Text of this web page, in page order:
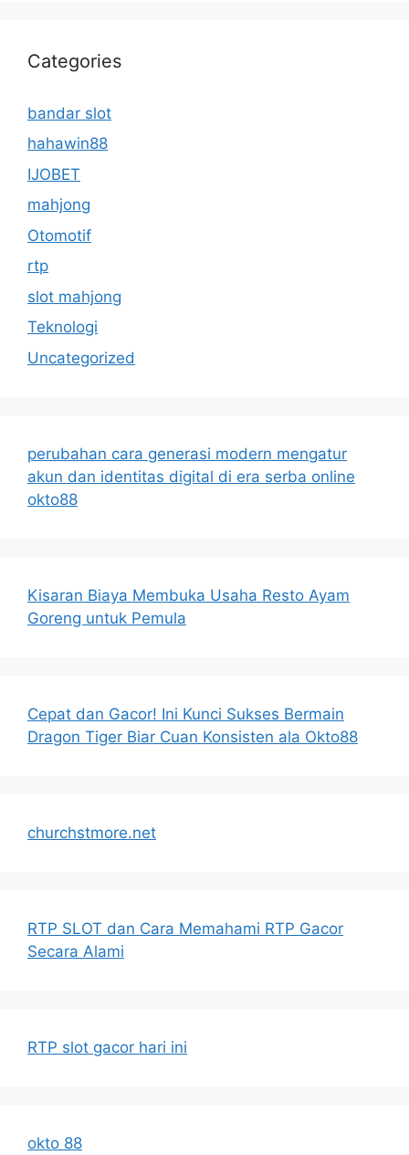
Categories
bandar slot
hahawin88
IJOBET
mahjong
Otomotif
rtp
slot mahjong
Teknologi
Uncategorized
perubahan cara generasi modern mengatur
akun dan identitas digital di era serba online
okto88
Kisaran Biaya Membuka Usaha Resto Ayam
Goreng untuk Pemula
Cepat dan Gacor! Ini Kunci Sukses Bermain
Dragon Tiger Biar Cuan Konsisten ala Okto88
churchstmore.net
RTP SLOT dan Cara Memahami RTP Gacor
Secara Alami
RTP slot gacor hari ini
okto 88